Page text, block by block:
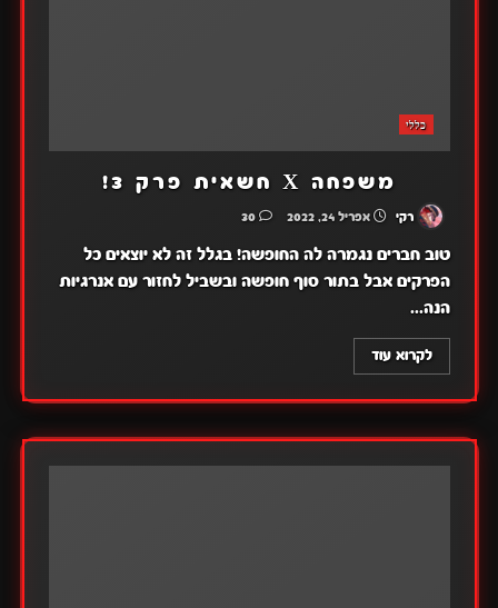
כללי
משפחה X חשאית פרק 3!
רקי אפריל 24, 2022 30
טוב חברים נגמרה לה החופשה! בגלל זה לא יוצאים כל
הפרקים אבל בתור סוף חופשה ובשביל לחזור עם אנרגיות
הנה...
לקרוא עוד